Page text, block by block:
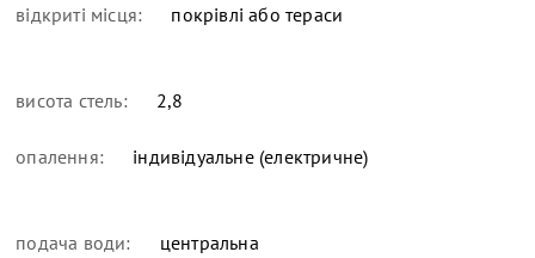
відкриті місця: покрівлі або тераси
висота стель: 2,8
опалення: індивідуальне (електричне)
подача води: центральна